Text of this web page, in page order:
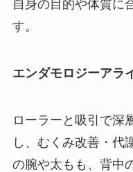
自身の目的や体質に
す。
エンダモロジーアラ
ローラーと吸引で深
し、むくみ改善・代
の腕や太もも、背中